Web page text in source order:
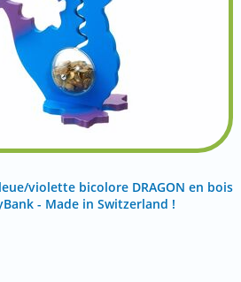
violette bicolore DRAGON en bois
- Made in Switzerland !